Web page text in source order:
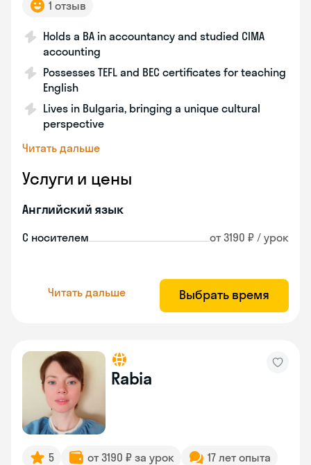
1 отзыв
Holds a BA in accountancy and studied CIMA
accounting
Possesses TEFL and BEC certificates for teaching
English
Lives in Bulgaria, bringing a unique cultural
perspective
Читать дальше
Услуги и цены
Английский язык
С носителем от 3190 ₽ / урок
Читать дальше Выбрать время
Rabia
5 от 3190 ₽ за урок
17 лет опыта